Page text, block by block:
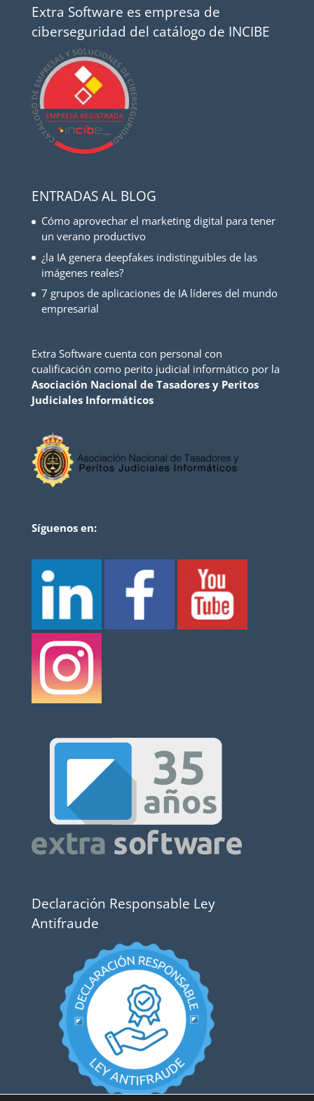
Extra Software es empresa de
ciberseguridad del catálogo de INCIBE
ENTRADAS AL BLOG
Cómo aprovechar el marketing digital para tener
un verano productivo
¿la IA genera deepfakes indistinguibles de las
imágenes reales?
7 grupos de aplicaciones de IA líderes del mundo
empresarial
Extra Software cuenta con personal con
cualificación como perito judicial informático por la
Asociación Nacional de Tasadores y Peritos
Judiciales Informáticos
Síguenos en:
Declaración Responsable Ley
Antifraude